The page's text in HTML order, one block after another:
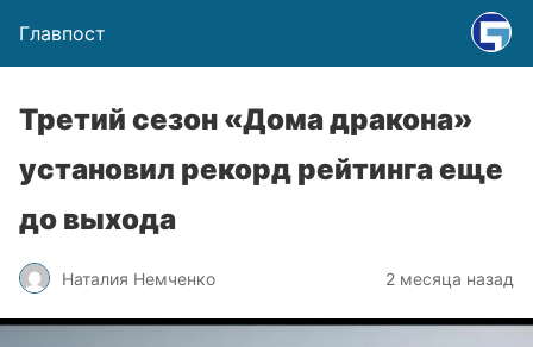
Главпост
Третий сезон «Дома дракона»
установил рекорд рейтинга еще
до выхода
Наталия Немченко 2 месяца назад